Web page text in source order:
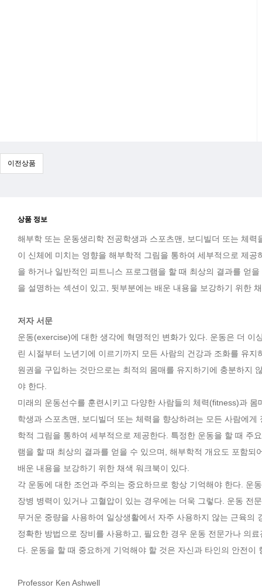
이전상품
상품 정보
해부학 또는 운동생리학 전공학생과 스포츠맨, 보디빌더 또는 체
이 신체에 미치는 영향을 해부학적 그림을 통하여 세부적으로 제
을 하거나 일반적인 피트니스 프로그램을 할 때 최상의 결과를 얻
을 설명하는 섹션이 있고, 뒷부분에는 배운 내용을 보강하기 위한
저자 서문
운동(exercise)에 대한 생각에 혁명적인 변화가 있다. 운동은 더
린 시절부터 노년기에 이르기까지 모든 사람의 건강과 조화를 유
원권을 구입하는 것만으로는 최적의 몸매를 유지하기에 충분하지
야 한다.
미래의 운동선수를 훈련시키고 다양한 사람들의 체력(fitness)과
학생과 스포츠맨, 보디빌더 또는 체력을 향상하려는 모든 사람에
학적 그림을 통하여 세부적으로 제공한다. 특정한 운동을 할 때 주
램을 할 때 최상의 결과를 얻을 수 있으며, 해부학적 개요도 포함
배운 내용을 보강하기 위한 채색 워크북이 있다.
각 운동에 대한 조언과 주의는 중요하므로 항상 기억해야 한다. 운
장병 병력이 있거나 고혈압이 있는 경우에는 더욱 그렇다. 운동 전
무거운 중량을 사용하여 일상생활에서 자주 사용하지 않는 근육의
정확한 방법으로 장비를 사용하고, 필요한 경우 운동 전문가나 의
다. 운동을 할 때 중요하게 기억해야 할 것은 자신과 타인의 안전이
Professor Ken Ashwell